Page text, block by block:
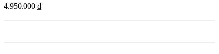
4.950.000 ₫